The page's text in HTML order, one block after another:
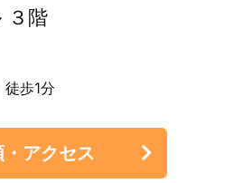
３階
歩1分
アクセス